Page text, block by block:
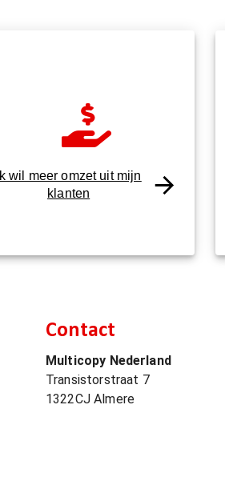
Ik wil meer omzet uit mijn
klanten
Contact
Multicopy Nederland
Transistorstraat 7
1322CJ Almere